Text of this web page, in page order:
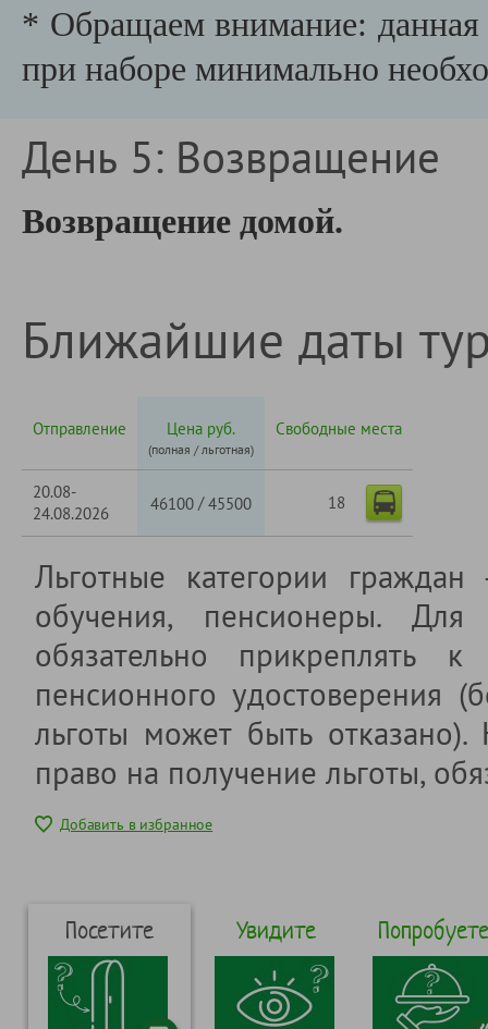
* Обращаем внимание: данная
при наборе минимально
День 5: Возвращение
Возвращение домой.
Ближайшие даты
Отправление Цена руб.
(полная / льготная)
Свободные места
20.08-
24.08.2026
46100 /45500 18
Льготные категории
обучения, пенсионеры. Для
обязательно прикреплять
пенсионного удостоверения
льготы может быть
право на получение льготы,
Добавить в избранное
Посетите Увидите Попробуете